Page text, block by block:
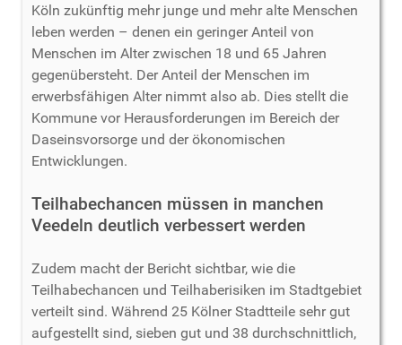
Köln zukünftig mehr junge und mehr alte Menschen
leben werden – denen ein geringer Anteil von
Menschen im Alter zwischen 18 und 65 Jahren
gegenübersteht. Der Anteil der Menschen im
erwerbsfähigen Alter nimmt also ab. Dies stellt die
Kommune vor Herausforderungen im Bereich der
Daseinsvorsorge und der ökonomischen
Entwicklungen.
Teilhabechancen müssen in manchen
Veedeln deutlich verbessert werden
Zudem macht der Bericht sichtbar, wie die
Teilhabechancen und Teilhaberisiken im Stadtgebiet
verteilt sind. Während 25 Kölner Stadtteile sehr gut
aufgestellt sind, sieben gut und 38 durchschnittlich,